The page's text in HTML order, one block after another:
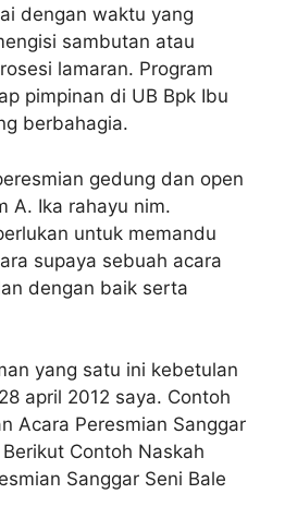
dengan waktu yang
sambutan atau
lamaran. Program
pimpinan di UB Bpk Ibu
berbahagia.
gedung dan open
A. Ika rahayu nim.
untuk memandu
supaya sebuah acara
dengan baik serta
yang satu ini kebetulan
april 2012 saya. Contoh
Acara Peresmian Sanggar
Contoh Naskah
Sanggar Seni Bale